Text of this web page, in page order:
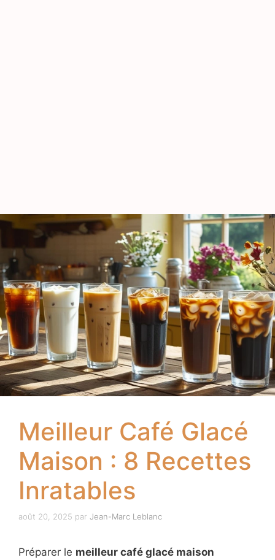
Meilleur Café Glacé
Maison : 8 Recettes
Inratables
août 20, 2025 par Jean-Marc Leblanc
Préparer le meilleur café glacé maison